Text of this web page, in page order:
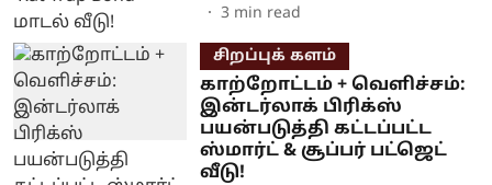
3 min read
சிறப்புக் களம்
காற்றோட்டம் + வெளிச்சம்:
இன்டர்லாக் பிரிக்ஸ்
பயன்படுத்தி கட்டப்பட்ட
ஸ்மார்ட் & சூப்பர் பட்ஜெட்
வீடு!